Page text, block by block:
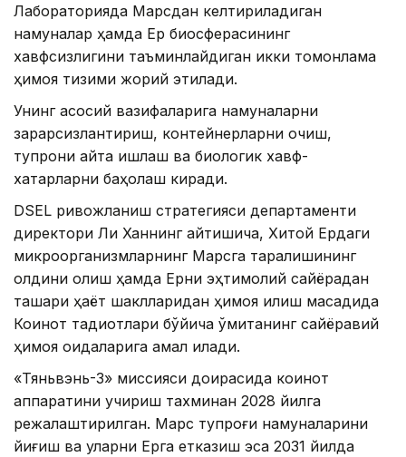
Лабораторияда Марсдан келтириладиган
намуналар ҳамда Ер биосферасининг
хавфсизлигини таъминлайдиган икки томонлама
ҳимоя тизими жорий этилади.
Унинг асосий вазифаларига намуналарни
зарарсизлантириш, контейнерларни очиш,
тупроқни қайта ишлаш ва биологик хавф-
хатарларни баҳолаш киради.
DSEL ривожланиш стратегияси департаменти
директори Ли Ханнинг айтишича, Хитой Ердаги
микроорганизмларнинг Марсга тарқалишининг
олдини олиш ҳамда Ерни эҳтимолий сайёрадан
ташқари ҳаёт шаклларидан ҳимоя қилиш мақсадида
Коинот тадқиқотлари бўйича қўмитанинг сайёравий
ҳимоя қоидаларига амал қилади.
«Тяньвэнь-3» миссияси доирасида коинот
аппаратини учириш тахминан 2028 йилга
режалаштирилган. Марс тупроғи намуналарини
йиғиш ва уларни Ерга етказиш эса 2031 йилда